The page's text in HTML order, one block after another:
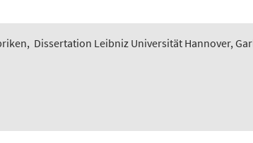
, Dissertation Leibniz Universität Hannover,